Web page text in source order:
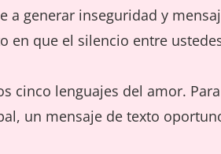
a generar inseguridad y
en que el silencio entre
cinco lenguajes del amor.
un mensaje de texto